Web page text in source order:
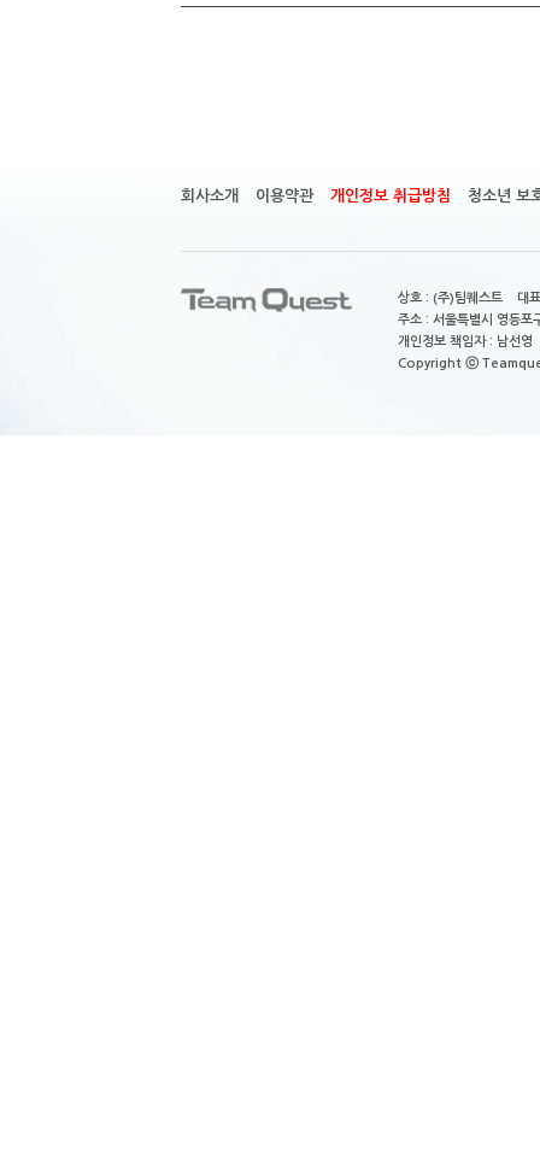
회사소개 이용약관 개인정보 취급방침 청소년 보
상호 : (주)팀퀘스트 대
주소 : 서울특별시 영등
개인정보 책임자 : 남
Copyright ⓒ